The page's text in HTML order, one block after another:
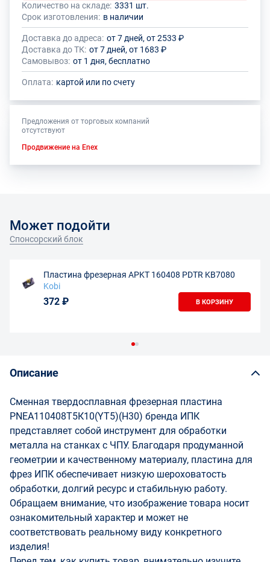
Общее количество данного товара должно быть кратно размеру
упаковки (1 шт.)
На данный товар производителем установлено ограничение по
размеру минимального заказа
Количество на складе: 3331 шт.
Срок изготовления: в наличии
Доставка до адреса: от 7 дней, от 2533 ₽
Доставка до ТК: от 7 дней, от 1683 ₽
Самовывоз: от 1 дня, бесплатно
Оплата: картой или по счету
Предложения от торговых компаний
отсутствуют
Продвижение на Enex
Может подойти
Спонсорский блок
Пластина фрезерная APKT 160408 PDTR KB7080
Kobi
372 ₽ В КОРЗИНУ
Описание
Сменная твердосплавная фрезерная пластина
PNEA110408Т5К10(YT5)(Н30) бренда ИПК
представляет собой инструмент для обработки
металла на станках с ЧПУ. Благодаря продуманной
геометрии и качественному материалу, пластина для
фрез ИПК обеспечивает низкую шероховатость
обработки, долгий ресурс и стабильную работу.
Обращаем внимание, что изображение товара носит
ознакомительный характер и может не
соответствовать реальному виду конкретного
изделия!